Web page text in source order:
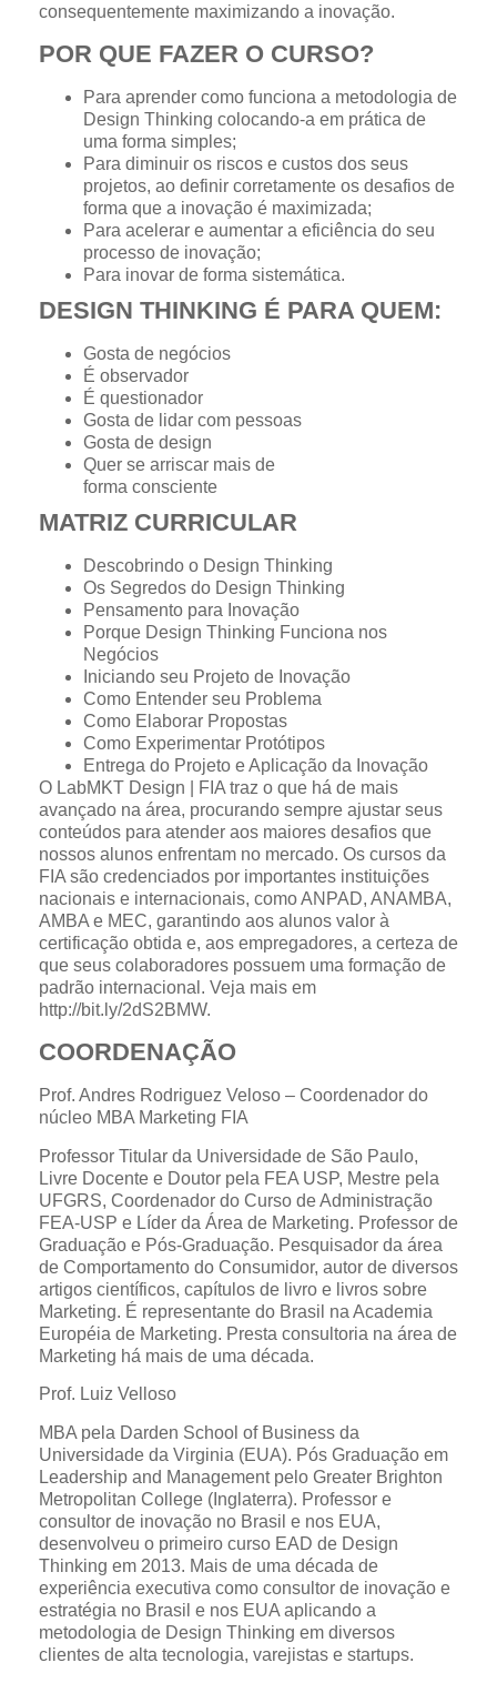
consequentemente maximizando a inovação.
POR QUE FAZER O CURSO?
Para aprender como funciona a metodologia de
Design Thinking colocando-a em prática de
uma forma simples;
Para diminuir os riscos e custos dos seus
projetos, ao definir corretamente os desafios de
forma que a inovação é maximizada;
Para acelerar e aumentar a eficiência do seu
processo de inovação;
Para inovar de forma sistemática.
DESIGN THINKING É PARA QUEM:
Gosta de negócios
É observador
É questionador
Gosta de lidar com pessoas
Gosta de design
Quer se arriscar mais de
forma consciente
MATRIZ CURRICULAR
Descobrindo o Design Thinking
Os Segredos do Design Thinking
Pensamento para Inovação
Porque Design Thinking Funciona nos
Negócios
Iniciando seu Projeto de Inovação
Como Entender seu Problema
Como Elaborar Propostas
Como Experimentar Protótipos
Entrega do Projeto e Aplicação da Inovação
O LabMKT Design | FIA traz o que há de mais
avançado na área, procurando sempre ajustar seus
conteúdos para atender aos maiores desafios que
nossos alunos enfrentam no mercado. Os cursos da
FIA são credenciados por importantes instituições
nacionais e internacionais, como ANPAD, ANAMBA,
AMBA e MEC, garantindo aos alunos valor à
certificação obtida e, aos empregadores, a certeza de
que seus colaboradores possuem uma formação de
padrão internacional. Veja mais em
http://bit.ly/2dS2BMW.
COORDENAÇÃO
Prof. Andres Rodriguez Veloso – Coordenador do
núcleo MBA Marketing FIA
Professor Titular da Universidade de São Paulo,
Livre Docente e Doutor pela FEA USP, Mestre pela
UFGRS, Coordenador do Curso de Administração
FEA-USP e Líder da Área de Marketing. Professor de
Graduação e Pós-Graduação. Pesquisador da área
de Comportamento do Consumidor, autor de diversos
artigos científicos, capítulos de livro e livros sobre
Marketing. É representante do Brasil na Academia
Européia de Marketing. Presta consultoria na área de
Marketing há mais de uma década.
Prof. Luiz Velloso
MBA pela Darden School of Business da
Universidade da Virginia (EUA). Pós Graduação em
Leadership and Management pelo Greater Brighton
Metropolitan College (Inglaterra). Professor e
consultor de inovação no Brasil e nos EUA,
desenvolveu o primeiro curso EAD de Design
Thinking em 2013. Mais de uma década de
experiência executiva como consultor de inovação e
estratégia no Brasil e nos EUA aplicando a
metodologia de Design Thinking em diversos
clientes de alta tecnologia, varejistas e startups.